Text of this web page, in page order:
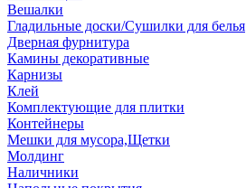
Вешалки
Гладильные доски/Сушилки для белья
Дверная фурнитура
Камины декоративные
Карнизы
Клей
Комплектующие для плитки
Контейнеры
Мешки для мусора,Щетки
Молдинг
Наличники